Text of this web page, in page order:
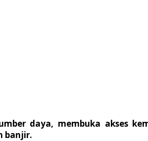
daya, membuka akses
banjir.